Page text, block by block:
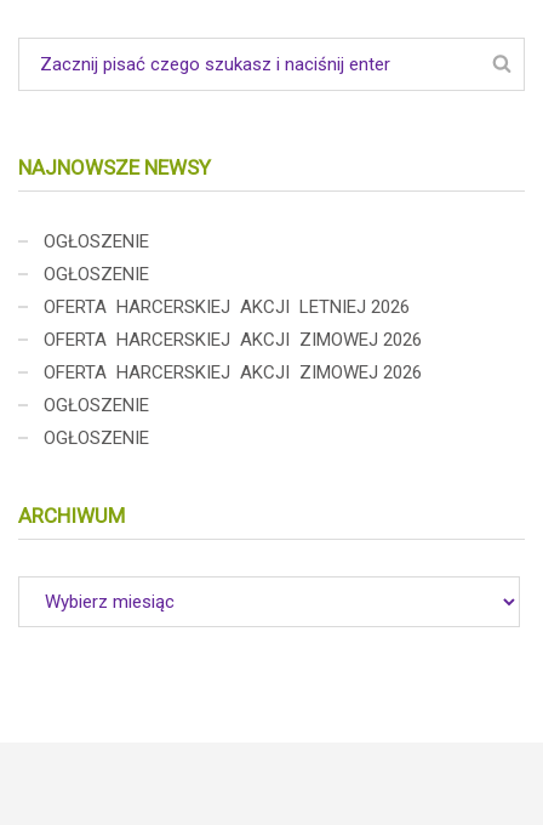
NAJNOWSZE NEWSY
OGŁOSZENIE
OGŁOSZENIE
OFERTA HARCERSKIEJ AKCJI LETNIEJ 2026
OFERTA HARCERSKIEJ AKCJI ZIMOWEJ 2026
OFERTA HARCERSKIEJ AKCJI ZIMOWEJ 2026
OGŁOSZENIE
OGŁOSZENIE
ARCHIWUM